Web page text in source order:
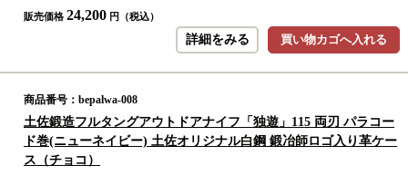
販売価格 24,200 円（税込）
買い物カゴへ入れる
詳細をみる
商品番号：bepalwa-008
土佐鍛造フルタングアウトドアナイフ「独遊」115 両刃 パラコー
ド巻(ニューネイビー) 土佐オリジナル白鋼 鍛冶師ロゴ入り革ケー
ス（チョコ）